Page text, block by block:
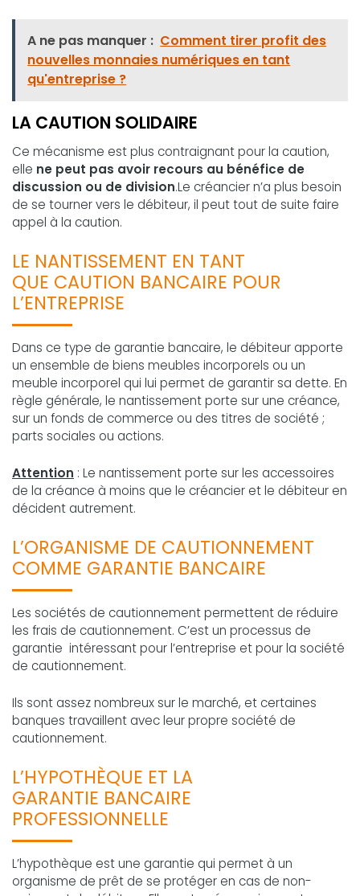
A ne pas manquer : Comment tirer profit des
nouvelles monnaies numériques en tant
qu'entreprise ?
LA CAUTION SOLIDAIRE
Ce mécanisme est plus contraignant pour la caution,
elle ne peut pas avoir recours au bénéfice de
discussion ou de division.Le créancier n’a plus besoin
de se tourner vers le débiteur, il peut tout de suite faire
appel à la caution.
LE NANTISSEMENT EN TANT
QUE CAUTION BANCAIRE POUR
L’ENTREPRISE
Dans ce type de garantie bancaire, le débiteur apporte
un ensemble de biens meubles incorporels ou un
meuble incorporel qui lui permet de garantir sa dette. En
règle générale, le nantissement porte sur une créance,
sur un fonds de commerce ou des titres de société ;
parts sociales ou actions.
Attention : Le nantissement porte sur les accessoires
de la créance à moins que le créancier et le débiteur en
décident autrement.
L’ORGANISME DE CAUTIONNEMENT
COMME GARANTIE BANCAIRE
Les sociétés de cautionnement permettent de réduire
les frais de cautionnement. C’est un processus de
garantie intéressant pour l’entreprise et pour la société
de cautionnement.
Ils sont assez nombreux sur le marché, et certaines
banques travaillent avec leur propre société de
cautionnement.
L’HYPOTHÈQUE ET LA
GARANTIE BANCAIRE
PROFESSIONNELLE
L’hypothèque est une garantie qui permet à un
organisme de prêt de se protéger en cas de non-